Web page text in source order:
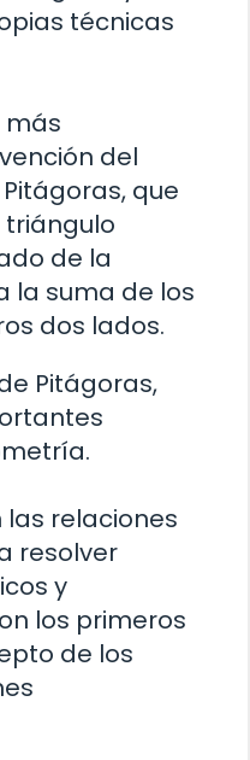
técnicas
más
del
que
de la
la suma de los
dos lados.
Pitágoras,
las relaciones
resolver
y
los primeros
de los